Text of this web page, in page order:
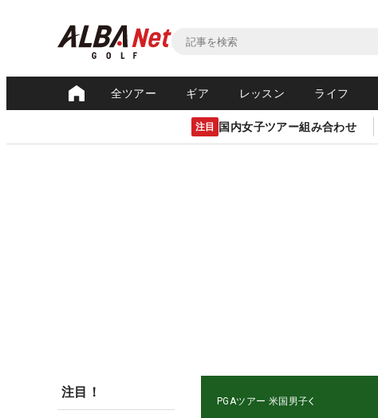
全ツアー ギア レッスン ライフ
注目 国内女子ツアー組み合わせ
注目！
PGAツアー 米国男子